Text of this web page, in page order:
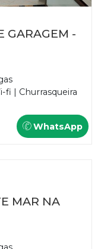
GARAGEM -
fi | Churrasqueira
WhatsApp
MAR NA